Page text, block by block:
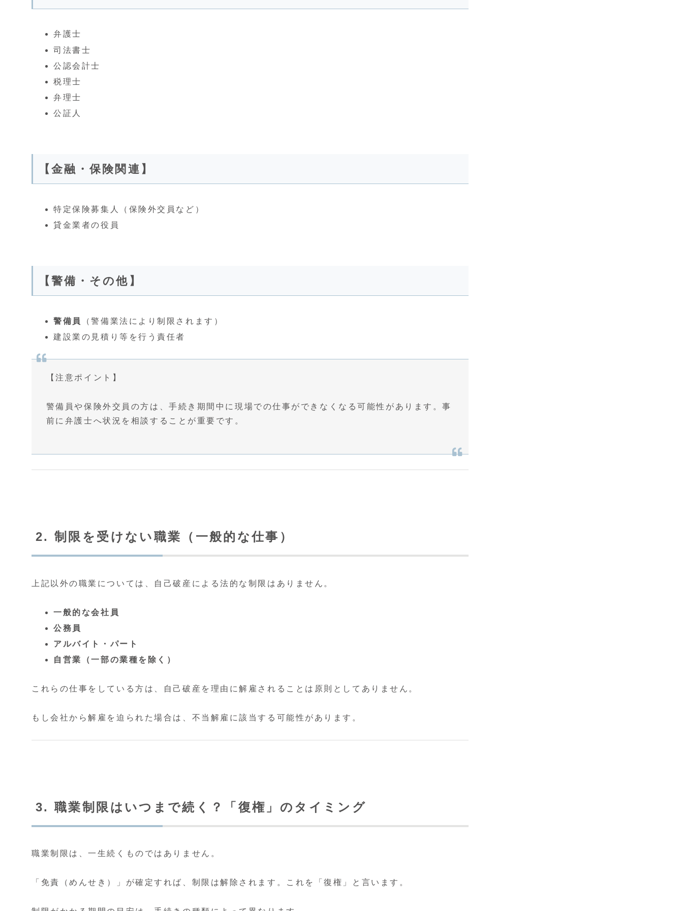
弁護士
司法書士
公認会計士
税理士
弁理士
公証人
【金融・保険関連】
特定保険募集人（保険外交員など）
貸金業者の役員
【警備・その他】
警備員
（警備業法により制限されます）
建設業の見積り等を行う責任者
【注意ポイント】
警備員や保険外交員の方は、手続き期間中に現場での仕事ができなくなる可能性があります。事
前に弁護士へ状況を相談することが重要です。
2. 制限を受けない職業（一般的な仕事）
上記以外の職業については、自己破産による法的な制限はありません。
一般的な会社員
公務員
アルバイト・パート
自営業（一部の業種を除く）
これらの仕事をしている方は、自己破産を理由に解雇されることは原則としてありません。
もし会社から解雇を迫られた場合は、不当解雇に該当する可能性があります。
3. 職業制限はいつまで続く？「復権」のタイミング
職業制限は、一生続くものではありません。
「免責（めんせき）」が確定すれば、制限は解除されます。これを「復権」と言います。